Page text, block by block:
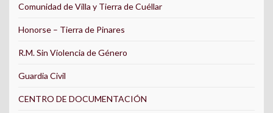
Comunidad de Villa y Tierra de Cuéllar
Honorse – Tierra de Pinares
R.M. Sin Violencia de Género
Guardia Civil
CENTRO DE DOCUMENTACIÓN